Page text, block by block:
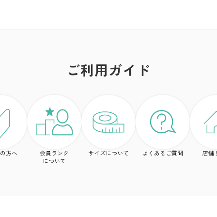
ご利用ガイド
方へ
会員ランク
について
サイズについて よくあるご質問 店舗